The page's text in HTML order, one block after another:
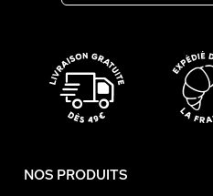
NOS PRODUITS